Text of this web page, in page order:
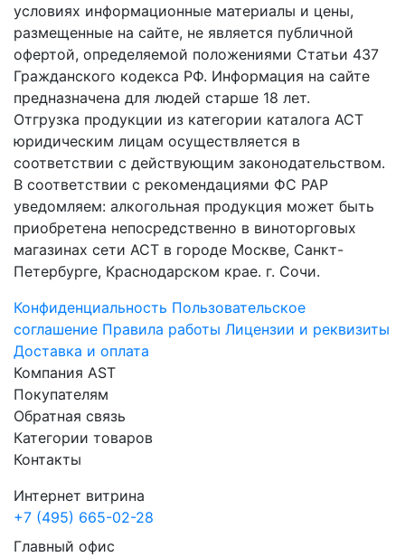
условиях информационные материалы и цены,
размещенные на сайте, не является публичной
офертой, определяемой положениями Статьи 437
Гражданского кодекса РФ. Информация на сайте
предназначена для людей старше 18 лет.
Отгрузка продукции из категории каталога АСТ
юридическим лицам осуществляется в
соответствии с действующим законодательством.
В соответствии с рекомендациями ФС РАР
уведомляем: алкогольная продукция может быть
приобретена непосредственно в виноторговых
магазинах сети АСТ в городе Москве, Санкт-
Петербурге, Краснодарском крае. г. Сочи.
Конфиденциальность Пользовательское
соглашение Правила работы Лицензии и реквизиты
Доставка и оплата
Компания AST
Покупателям
Обратная связь
Категории товаров
Контакты
Интернет витрина
+7 (495) 665-02-28
Главный офис